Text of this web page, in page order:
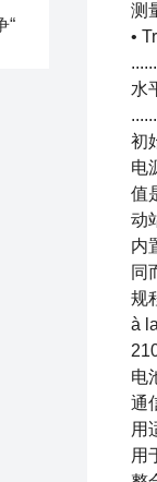
“
测
•
水
初
电
值
动
内
同
规
à
电
通
用
用